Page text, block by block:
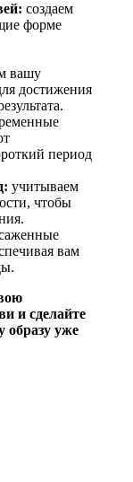
создаем
форме
вашу
достижения
период
учитываем
чтобы
вам
и сделайте
образу уже